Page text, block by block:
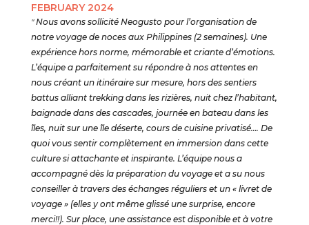
FEBRUARY 2024
"Nous avons sollicité Neogusto pour l’organisation de
notre voyage de noces aux Philippines (2 semaines). Une
expérience hors norme, mémorable et criante d’émotions.
L’équipe a parfaitement su répondre à nos attentes en
nous créant un itinéraire sur mesure, hors des sentiers
battus alliant trekking dans les rizières, nuit chez l’habitant,
baignade dans des cascades, journée en bateau dans les
îles, nuit sur une île déserte, cours de cuisine privatisé…. De
quoi vous sentir complètement en immersion dans cette
culture si attachante et inspirante. L’équipe nous a
accompagné dès la préparation du voyage et a su nous
conseiller à travers des échanges réguliers et un « livret de
voyage » (elles y ont même glissé une surprise, encore
merci!!). Sur place, une assistance est disponible et à votre